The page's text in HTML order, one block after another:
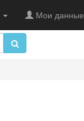
Мои данные